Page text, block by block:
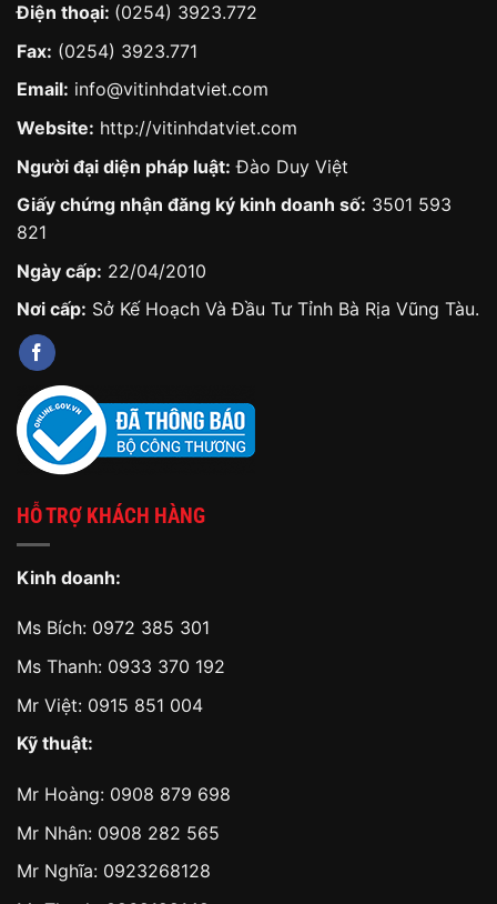
Điện thoại: (0254) 3923.772
Fax: (0254) 3923.771
Email: info@vitinhdatviet.com
Website: http://vitinhdatviet.com
Người đại diện pháp luật: Đào Duy Việt
Giấy chứng nhận đăng ký kinh doanh số: 3501 593
821
Ngày cấp: 22/04/2010
Nơi cấp: Sở Kế Hoạch Và Đầu Tư Tỉnh Bà Rịa Vũng Tàu.
HỖ TRỢ KHÁCH HÀNG
Kinh doanh:
Ms Bích: 0972 385 301
Ms Thanh: 0933 370 192
Mr Việt: 0915 851 004
Kỹ thuật:
Mr Hoàng: 0908 879 698
Mr Nhân: 0908 282 565
Mr Nghĩa: 0923268128